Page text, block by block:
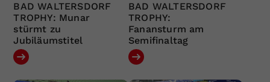
BAD WALTERSDORF
TROPHY: Munar
stürmt zu
Jubiläumstitel
BAD WALTERSDORF
TROPHY:
Fanansturm am
Semifinaltag